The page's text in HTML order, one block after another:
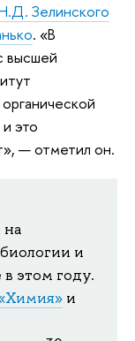
Зелинского
. «В
высшей
это
— отметил он.
и
этом году.
и